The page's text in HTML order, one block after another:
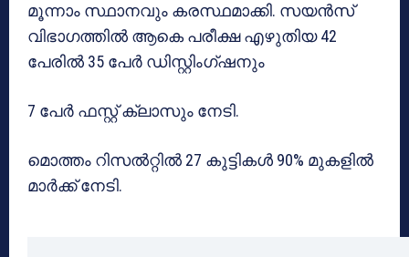
മൂന്നാം സ്ഥാനവും കരസ്ഥമാക്കി. സയൻസ്
വിഭാഗത്തിൽ ആകെ പരീക്ഷ എഴുതിയ 42
പേരിൽ 35 പേർ ഡിസ്റ്റിംഗ്ഷനും
7 പേർ ഫസ്റ്റ് ക്ലാസും നേടി.
മൊത്തം റിസൽറ്റിൽ 27 കുട്ടികൾ 90% മുകളിൽ
മാർക്ക് നേടി.